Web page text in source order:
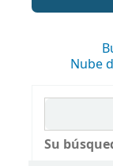
Nube
Su